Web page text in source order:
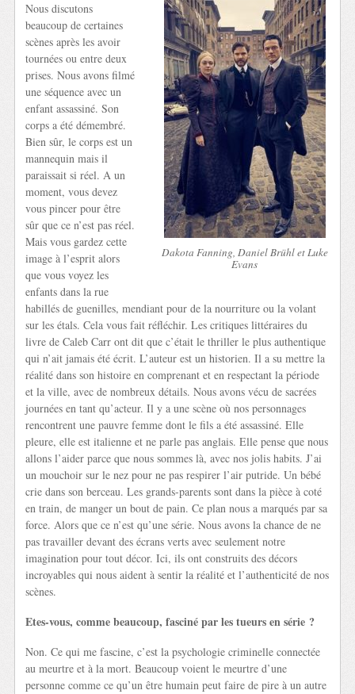
Dakota Fanning, Daniel Brühl et Luke
Evans
Nous discutons
beaucoup de certaines
scènes après les avoir
tournées ou entre deux
prises. Nous avons filmé
une séquence avec un
enfant assassiné. Son
corps a été démembré.
Bien sûr, le corps est un
mannequin mais il
paraissait si réel. A un
moment, vous devez
vous pincer pour être
sûr que ce n’est pas réel.
Mais vous gardez cette
image à l’esprit alors
que vous voyez les
enfants dans la rue
habillés de guenilles, mendiant pour de la nourriture ou la volant
sur les étals. Cela vous fait réfléchir. Les critiques littéraires du
livre de Caleb Carr ont dit que c’était le thriller le plus authentique
qui n’ait jamais été écrit. L’auteur est un historien. Il a su mettre la
réalité dans son histoire en comprenant et en respectant la période
et la ville, avec de nombreux détails. Nous avons vécu de sacrées
journées en tant qu’acteur. Il y a une scène où nos personnages
rencontrent une pauvre femme dont le fils a été assassiné. Elle
pleure, elle est italienne et ne parle pas anglais. Elle pense que nous
allons l’aider parce que nous sommes là, avec nos jolis habits. J’ai
un mouchoir sur le nez pour ne pas respirer l’air putride. Un bébé
crie dans son berceau. Les grands-parents sont dans la pièce à coté
en train, de manger un bout de pain. Ce plan nous a marqués par sa
force. Alors que ce n’est qu’une série. Nous avons la chance de ne
pas travailler devant des écrans verts avec seulement notre
imagination pour tout décor. Ici, ils ont construits des décors
incroyables qui nous aident à sentir la réalité et l’authenticité de nos
scènes.
Etes-vous, comme beaucoup, fasciné par les tueurs en série ?
Non. Ce qui me fascine, c’est la psychologie criminelle connectée
au meurtre et à la mort. Beaucoup voient le meurtre d’une
personne comme ce qu’un être humain peut faire de pire à un autre